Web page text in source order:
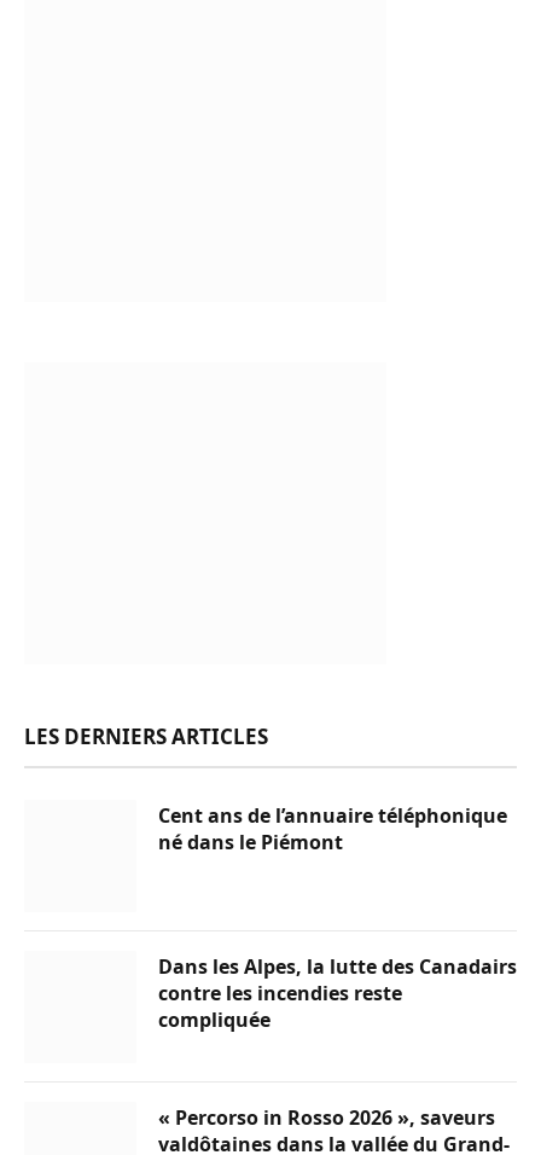
LES DERNIERS ARTICLES
Cent ans de l’annuaire téléphonique
né dans le Piémont
Dans les Alpes, la lutte des Canadairs
contre les incendies reste
compliquée
« Percorso in Rosso 2026 », saveurs
valdôtaines dans la vallée du Grand-